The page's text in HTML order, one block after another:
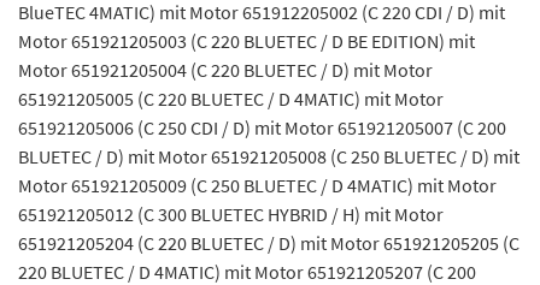
BlueTEC 4MATIC) mit Motor 651912205002 (C 220 CDI / D) mit
Motor 651921205003 (C 220 BLUETEC / D BE EDITION) mit
Motor 651921205004 (C 220 BLUETEC / D) mit Motor
651921205005 (C 220 BLUETEC / D 4MATIC) mit Motor
651921205006 (C 250 CDI / D) mit Motor 651921205007 (C 200
BLUETEC / D) mit Motor 651921205008 (C 250 BLUETEC / D) mit
Motor 651921205009 (C 250 BLUETEC / D 4MATIC) mit Motor
651921205012 (C 300 BLUETEC HYBRID / H) mit Motor
651921205204 (C 220 BLUETEC / D) mit Motor 651921205205 (C
220 BLUETEC / D 4MATIC) mit Motor 651921205207 (C 200